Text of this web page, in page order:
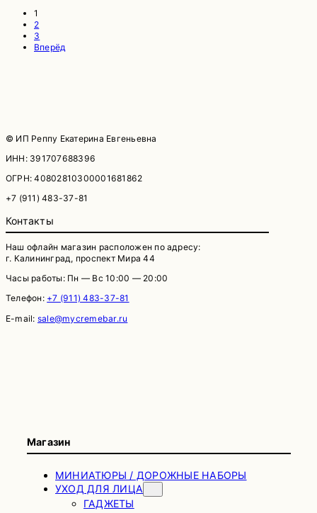
1
2
3
Вперёд
© ИП Реппу Екатерина Евгеньевна
ИНН: 391707688396
ОГРН: 40802810300001681862
+7 (911) 483-37-81
Контакты
Наш офлайн магазин расположен по адресу:
г. Калининград, проспект Мира 44
Часы работы: Пн — Вс 10:00 — 20:00
Телефон: +7 (911) 483-37-81
E-mail: sale@mycremebar.ru
Магазин
МИНИАТЮРЫ / ДОРОЖНЫЕ НАБОРЫ
УХОД ДЛЯ ЛИЦА
ГАДЖЕТЫ